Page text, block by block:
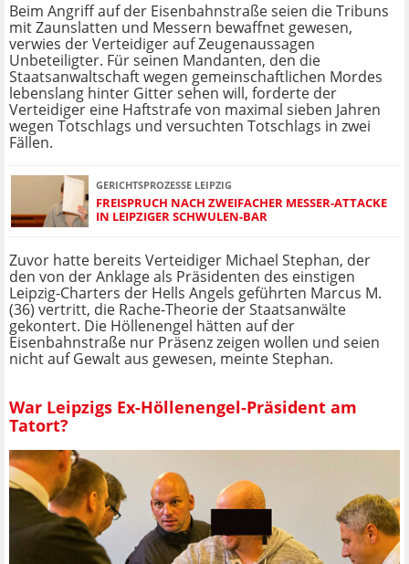
Beim Angriff auf der Eisenbahnstraße seien die Tribuns
mit Zaunslatten und Messern bewaffnet gewesen,
verwies der Verteidiger auf Zeugenaussagen
Unbeteiligter. Für seinen Mandanten, den die
Staatsanwaltschaft wegen gemeinschaftlichen Mordes
lebenslang hinter Gitter sehen will, forderte der
Verteidiger eine Haftstrafe von maximal sieben Jahren
wegen Totschlags und versuchten Totschlags in zwei
Fällen.
GERICHTSPROZESSE LEIPZIG
FREISPRUCH NACH ZWEIFACHER MESSER-ATTACKE
IN LEIPZIGER SCHWULEN-BAR
Zuvor hatte bereits Verteidiger Michael Stephan, der
den von der Anklage als Präsidenten des einstigen
Leipzig-Charters der Hells Angels geführten Marcus M.
(36) vertritt, die Rache-Theorie der Staatsanwälte
gekontert. Die Höllenengel hätten auf der
Eisenbahnstraße nur Präsenz zeigen wollen und seien
nicht auf Gewalt aus gewesen, meinte Stephan.
War Leipzigs Ex-Höllenengel-Präsident am
Tatort?